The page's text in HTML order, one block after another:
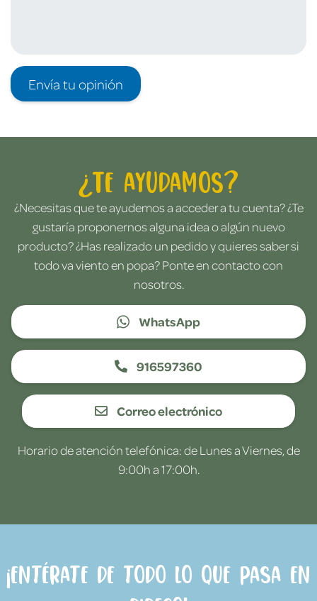
Envía tu opinión
¿Te ayudamos?
¿Necesitas que te ayudemos a acceder a tu cuenta? ¿Te
gustaría proponernos alguna idea o algún nuevo
producto? ¿Has realizado un pedido y quieres saber si
todo va viento en popa? Ponte en contacto con
nosotros.
WhatsApp
916597360
Correo electrónico
Horario de atención telefónica: de Lunes a Viernes, de
9:00h a 17:00h.
¡Entérate de todo lo que pasa en